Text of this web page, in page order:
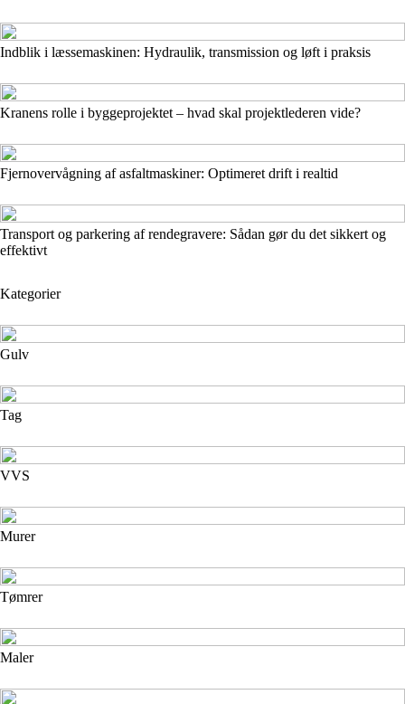
Indblik i læssemaskinen: Hydraulik, transmission og løft i praksis
Kranens rolle i byggeprojektet – hvad skal projektlederen vide?
Fjernovervågning af asfaltmaskiner: Optimeret drift i realtid
Transport og parkering af rendegravere: Sådan gør du det sikkert og
effektivt
Kategorier
Gulv
Tag
VVS
Murer
Tømrer
Maler